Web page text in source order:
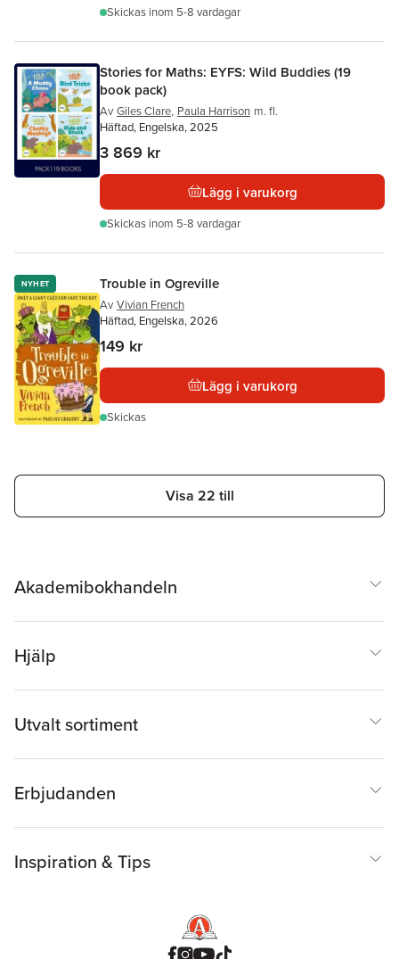
Skickas inom 5-8 vardagar
Stories for Maths: EYFS: Wild Buddies (19
book pack)
Av Giles Clare, Paula Harrison m. fl.
Häftad, Engelska, 2025
3 869 kr
Lägg i varukorg
Skickas inom 5-8 vardagar
NYHET Trouble in Ogreville
Av Vivian French
Häftad, Engelska, 2026
149 kr
Lägg i varukorg
Skickas
Visa 22 till
Akademibokhandeln
Hjälp
Utvalt sortiment
Erbjudanden
Inspiration & Tips